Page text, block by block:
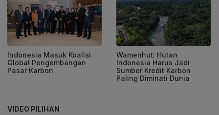
Indonesia Masuk Koalisi
Global Pengembangan
Pasar Karbon
Wamenhut: Hutan
Indonesia Harus Jadi
Sumber Kredit Karbon
Paling Diminati Dunia
VIDEO PILIHAN